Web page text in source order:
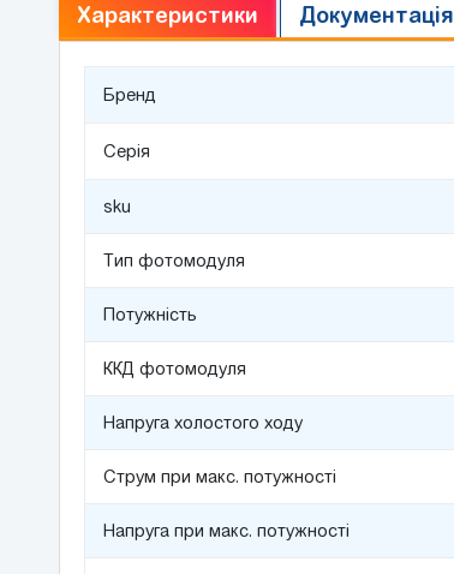
Характеристики Документація
Бренд
Серія
sku
Тип фотомодуля
Потужніcть
ККД фотомодуля
Напруга холостого ходу
Струм при макс. потужності
Напруга при макс. потужності